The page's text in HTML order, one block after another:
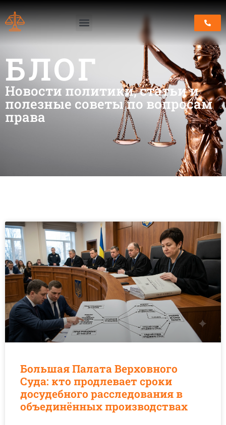
БЛОГ
Новости политики, статьи и
полезные советы по вопросам
права
Большая Палата Верховного
Суда: кто продлевает сроки
досудебного расследования в
объединённых производствах